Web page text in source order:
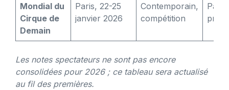
Mondial du
Cirque de
Demain
Paris, 22-25
janvier 2026
Contemporain,
compétition
pros
Les notes spectateurs ne sont pas encore
consolidées pour 2026 ; ce tableau sera actualisé
au fil des premières.